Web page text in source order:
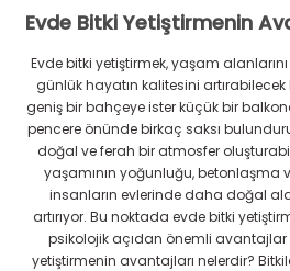
Evde bitki yetiştirmek, yaşam
günlük hayatın kalitesini artırabilecek
geniş bir bahçeye ister küçük bir
pencere önünde birkaç saksı
doğal ve ferah bir atmosfer
yaşamının yoğunluğu,
insanların evlerinde daha doğal
artırıyor. Bu noktada evde bitki
psikolojik açıdan önemli avantajlar
yetiştirmenin avantajları nelerdir?